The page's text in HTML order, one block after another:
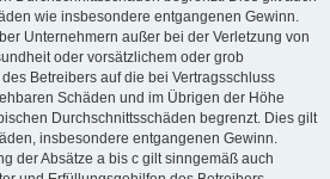
wie insbesondere entgangenen Gewinn.
Unternehmern außer bei der Verletzung von
oder vorsätzlichem oder grob
Betreibers auf die bei Vertragsschluss
Schäden und im Übrigen der Höhe
Durchschnittsschäden begrenzt. Dies gilt
insbesondere entgangenen Gewinn.
der Absätze a bis c gilt sinngemäß auch